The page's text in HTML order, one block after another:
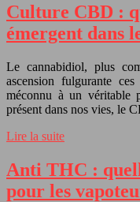
Culture CBD :
émergent dans
Le cannabidiol, plus
ascension fulgurante
méconnu à un véritable
présent dans nos vies, le
Lire la suite
Anti THC :
pour les